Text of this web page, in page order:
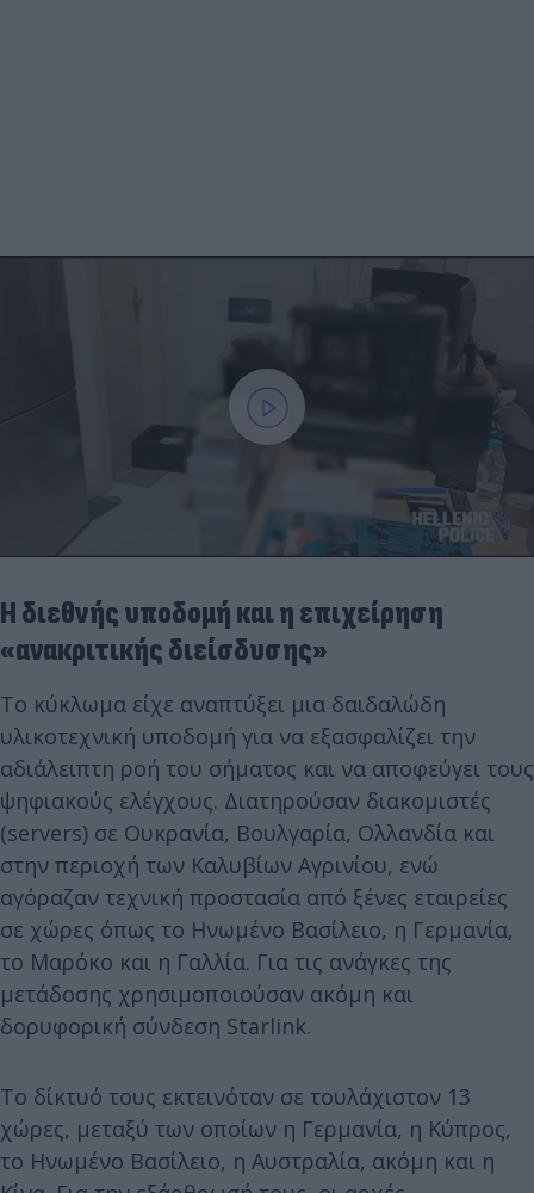
Η διεθνής υποδομή και η επιχείρηση
«ανακριτικής διείσδυσης»
Το κύκλωμα είχε αναπτύξει μια δαιδαλώδη
υλικοτεχνική υποδομή για να εξασφαλίζει την
αδιάλειπτη ροή του σήματος και να αποφεύγει τους
ψηφιακούς ελέγχους. Διατηρούσαν διακομιστές
(servers) σε Ουκρανία, Βουλγαρία, Ολλανδία και
στην περιοχή των Καλυβίων Αγρινίου, ενώ
αγόραζαν τεχνική προστασία από ξένες εταιρείες
σε χώρες όπως το Ηνωμένο Βασίλειο, η Γερμανία,
το Μαρόκο και η Γαλλία. Για τις ανάγκες της
μετάδοσης χρησιμοποιούσαν ακόμη και
δορυφορική σύνδεση Starlink.
Το δίκτυό τους εκτεινόταν σε τουλάχιστον 13
χώρες, μεταξύ των οποίων η Γερμανία, η Κύπρος,
το Ηνωμένο Βασίλειο, η Αυστραλία, ακόμη και η